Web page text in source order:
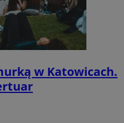
w Katowicach.